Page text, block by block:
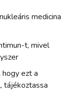
medicina
t, mivel
hogy ezt a
tájékoztassa